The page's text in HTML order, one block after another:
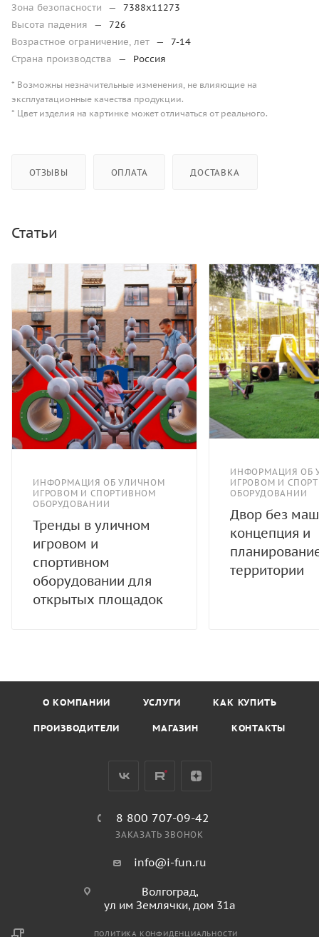
Зона безопасности
—
7388х11273
Высота падения
—
726
Возрастное ограничение, лет —
7-14
Страна производства
— Россия
* Возможны незначительные изменения, не влияющие на
эксплуатационные качества продукции.
* Цвет изделия на картинке может отличаться от реального.
ОТЗЫВЫ ОПЛАТА ДОСТАВКА
Статьи
ИНФОРМАЦИЯ ОБ УЛИЧНОМ
ИГРОВОМ И СПОРТИВНОМ
ОБОРУДОВАНИИ
Тренды в уличном
игровом и
спортивном
оборудовании для
открытых площадок
ИНФОРМАЦИЯ ОБ
ИГРОВОМ И
ОБОРУДОВАНИИ
Двор без
концепция и
территории
О КОМПАНИИ УСЛУГИ КАК КУПИТЬ
ПРОИЗВОДИТЕЛИ МАГАЗИН КОНТАКТЫ
8 800 707-09-42
ЗАКАЗАТЬ ЗВОНОК
info@i-fun.ru
Волгоград,
ул им Землячки, дом 31а
ПОЛИТИКА КОНФИДЕНЦИАЛЬНОСТИ